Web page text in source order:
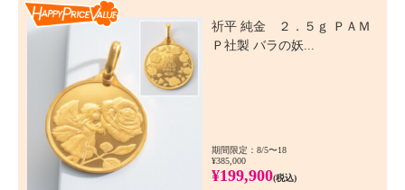
祈平 純金 ２．５ｇ ＰＡＭ
Ｐ社製 バラの妖...
期間限定：8/5〜18
¥385,000
¥199,900(税込)